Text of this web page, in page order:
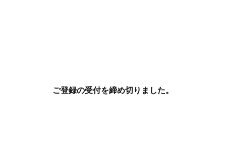
ご登録の受付を締め切りました。